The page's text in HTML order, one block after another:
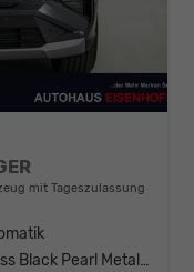
mit Tageszulassung
Abyss Black Pearl Metallic ()